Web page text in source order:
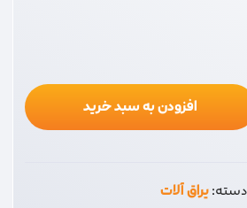
افزودن به سبد خرید
دسته:یراق آلات